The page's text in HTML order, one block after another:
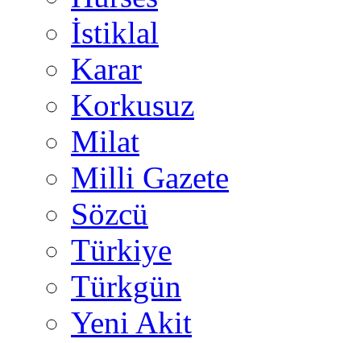
İstiklal
Karar
Korkusuz
Milat
Milli Gazete
Sözcü
Türkiye
Türkgün
Yeni Akit